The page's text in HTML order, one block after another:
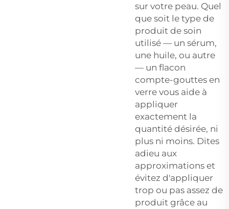
sur votre peau. Quel
que soit le type de
produit de soin
utilisé — un sérum,
une huile, ou autre
— un flacon
compte-gouttes en
verre vous aide à
appliquer
exactement la
quantité désirée, ni
plus ni moins. Dites
adieu aux
approximations et
évitez d'appliquer
trop ou pas assez de
produit grâce au